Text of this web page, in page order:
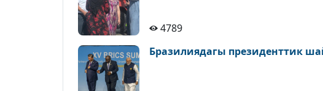
4789
Бразилиядагы президенттик